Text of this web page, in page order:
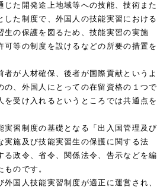
た開発途上地域等への技能、技術また
た制度で、外国人の技能実習における
の保護を図るため、技能実習の実施
等の制度を設けるなどの所要の措置を
が人材確保、後者が国際貢献というよ
、外国人にとっての在留資格の１つで
受け入れるというところでは共通点を
習制度の基礎となる「出入国管理及び
施及び技能実習生の保護に関する法
政令、省令、関係法令、告示などを編
のです。
国人技能実習制度が適正に運営され、